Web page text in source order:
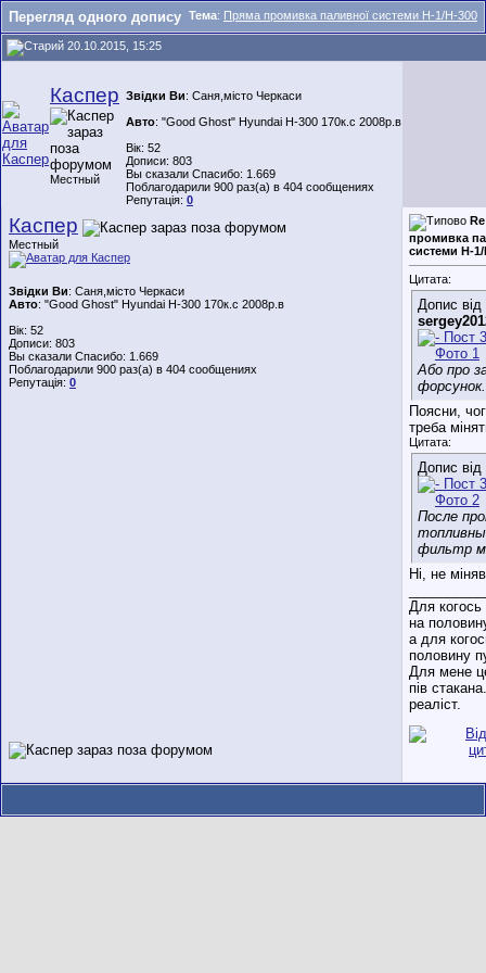
Тема: Пряма промивка паливної системи Н-1/Н-300
Перегляд одного допису
20.10.2015, 15:25
Каспер
Местный
Звідки Ви: Саня,місто Черкаси
Авто: "Good Ghost" Hyundai H-300 170к.с 2008р.в
Вік: 52
Дописи: 803
Вы сказали Спасибо: 1.669
Поблагодарили 900 раз(а) в 404 сообщениях
Репутація: 0
Каспер
Местный
Звідки Ви: Саня,місто Черкаси
Авто: "Good Ghost" Hyundai H-300 170к.с 2008р.в
Вік: 52
Дописи: 803
Вы сказали Спасибо: 1.669
Поблагодарили 900 раз(а) в 404 сообщениях
Репутація: 0
промивка
системи Н-
Цитата:
Допис від
Або про
форсунок.
Поясни,
треба
Цитата:
Допис від
После
фильтр
Ні, не
Для когось
на
а для
половину
Для мене
пів
реаліст.